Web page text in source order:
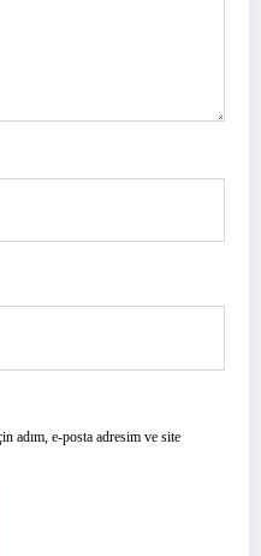
adım, e-posta adresim ve site